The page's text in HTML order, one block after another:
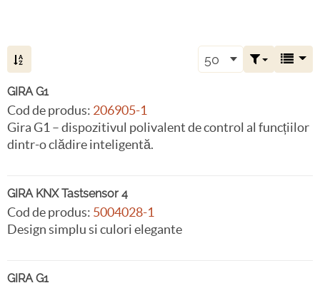
50
GIRA G1
Cod de produs: 206905-1
Gira G1 – dispozitivul polivalent de control al funcțiilor
dintr-o clădire inteligentă.
GIRA KNX Tastsensor 4
Cod de produs: 5004028-1
Design simplu si culori elegante
GIRA G1